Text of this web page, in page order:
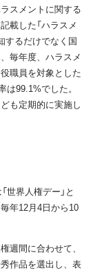
スメントに関する
載した「ハラスメ
するだけでなく国
毎年度、ハラスメ
職員を対象とした
99.1%でした。
も定期的に実施し
世界人権デー」と
年12月4日から10
週間に合わせて、
作品を選出し、表